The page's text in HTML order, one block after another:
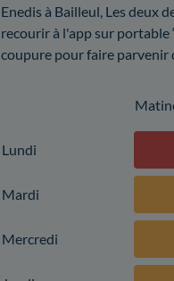
Enedis à Bailleul, Les deux
recourir à l'app sur portable
coupure pour faire parvenir
Lundi
Mardi
Mercredi